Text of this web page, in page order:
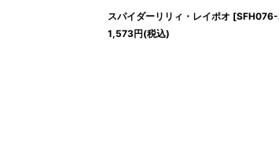
スパイダーリリィ・レイポオ [
1,573円(税込)